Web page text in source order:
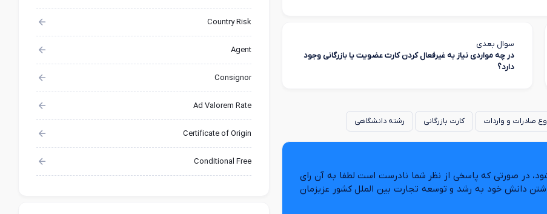
سوال بعدی
در چه مواردی نیاز به غیرفعال کردن کارت عضویت یا بازرگانی وجود
دارد؟
صادرات و واردات کارت بازرگانی رشته دانشگاهی
در صورتی که پاسخی از نظر شما نادرست است لطفا به آن رای
دانش خود به رشد و توسعه تجارت بین الملل کشور عزیزمان
Country Risk
Agent
Consignor
Ad Valorem Rate
Certificate of Origin
Conditional Free